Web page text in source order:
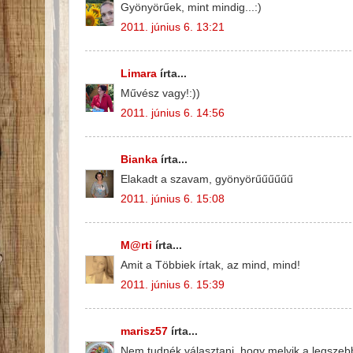
Gyönyörűek, mint mindig...:)
2011. június 6. 13:21
Limara írta...
Művész vagy!:))
2011. június 6. 14:56
Bianka írta...
Elakadt a szavam, gyönyörűűűűűű
2011. június 6. 15:08
M@rti írta...
Amit a Többiek írtak, az mind, mind!
2011. június 6. 15:39
marisz57 írta...